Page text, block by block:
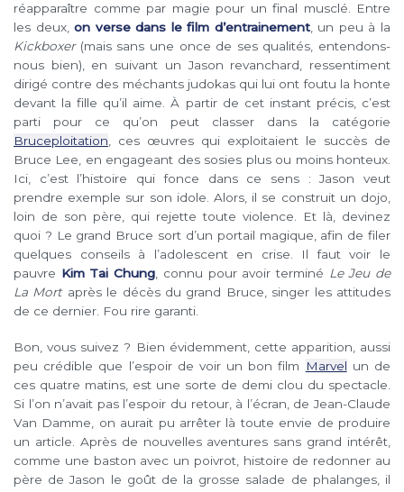
réapparaître comme par magie pour un final musclé. Entre
les deux,on verse dans le film d’entrainement, un peu à la
Kickboxer(mais sans une once de ses qualités, entendons-
nous bien), en suivant un Jason revanchard, ressentiment
dirigé contre des méchants judokas qui lui ont foutu la honte
devant la fille qu’il aime. À partir de cet instant précis, c’est
parti pour ce qu’on peut classer dans la catégorie
Bruceploitation , ces œuvres qui exploitaient le succès de
Bruce Lee, en engageant des sosies plus ou moins honteux.
Ici, c’est l’histoire qui fonce dans ce sens : Jason veut
prendre exemple sur son idole. Alors, il se construit un dojo,
loin de son père, qui rejette toute violence. Et là, devinez
quoi ? Le grand Bruce sort d’un portail magique, afin de filer
quelques conseils à l’adolescent en crise. Il faut voir le
pauvre Kim Tai Chung , connu pour avoir terminé Le Jeu de
La Mortaprès le décès du grand Bruce, singer les attitudes
de ce dernier. Fou rire garanti.
Bon, vous suivez ? Bien évidemment, cette apparition, aussi
peu crédible que l’espoir de voir un bon film
Marvel un de
ces quatre matins, est une sorte de demi clou du spectacle.
Si l’on n’avait pas l’espoir du retour, à l’écran, de Jean-Claude
Van Damme, on aurait pu arrêter là toute envie de produire
un article. Après de nouvelles aventures sans grand intérêt,
comme une baston avec un poivrot, histoire de redonner au
père de Jason le goût de la grosse salade de phalanges, il